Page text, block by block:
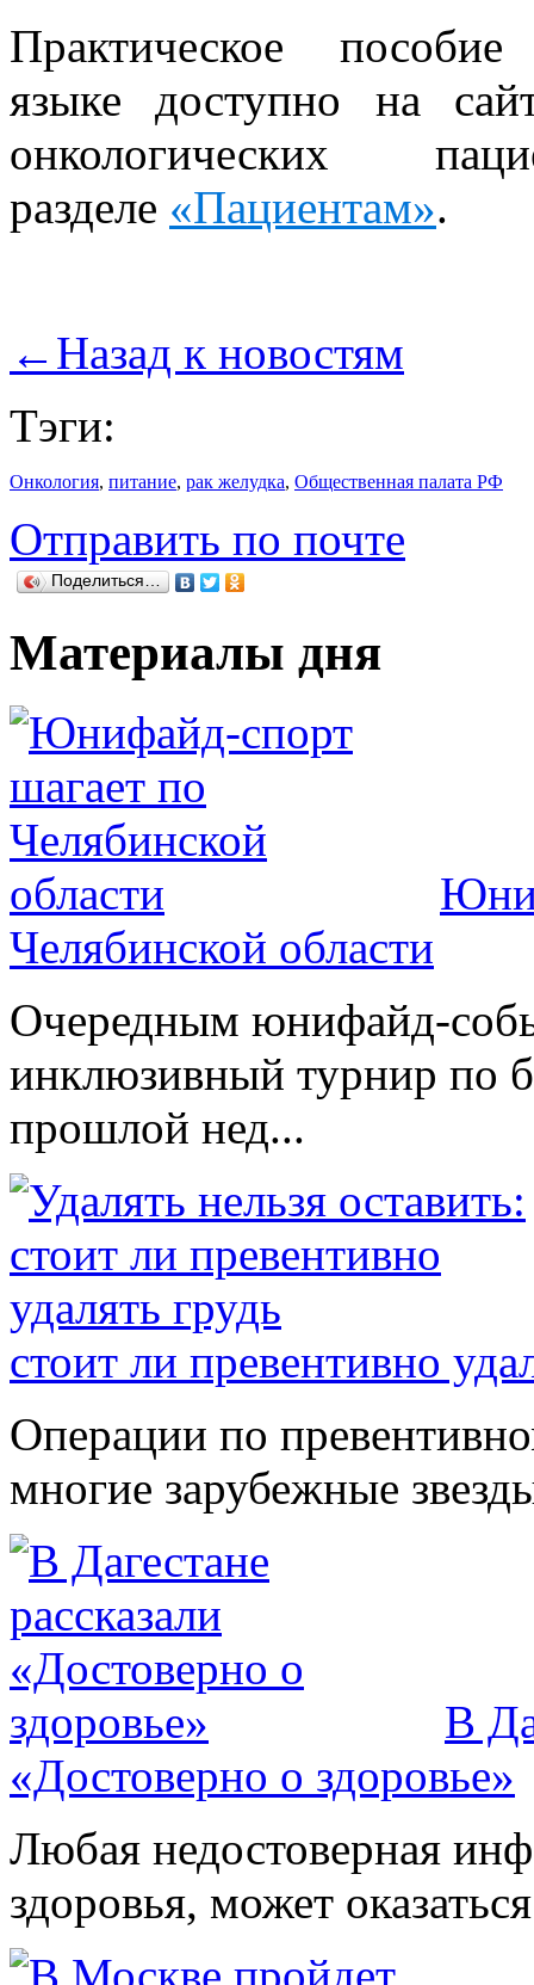
Практическое
языке доступно на
онкологических
разделе «Пациентам».
← Назад к новостям
Тэги:
Онкология, питание, рак желудка, Общественная палата РФ
Отправить по почте
Поделиться…
Материалы дня
Челябинской области
Очередным юнифайд-
инклюзивный турнир по
прошлой нед...
стоит ли превентивно
Операции по
многие зарубежные
В
«Достоверно о здоровье»
Любая недостоверная
здоровья, может